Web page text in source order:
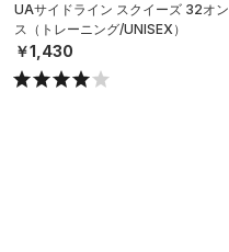
UAサイドライン スクイーズ 32オン
ス（トレーニング/UNISEX）
￥1,430